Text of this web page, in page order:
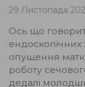
29 Листопада
Ось що
ендоскопічних
опущення
роботу
дедалі